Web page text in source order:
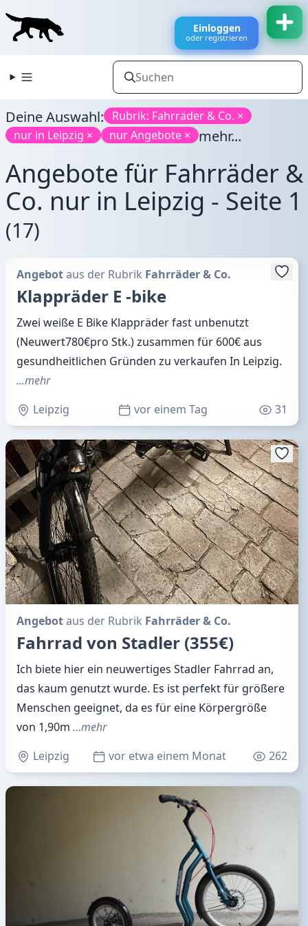
Einloggen
oder registrieren
Deine Auswahl:
Rubrik: Fahrräder & Co. ×
nur in Leipzig ×
nur Angebote × mehr...
Angebote für Fahrräder &
Co. nur in Leipzig - Seite 1
(17)
Angebotaus der Rubrik Fahrräder & Co.
Klappräder E -bike
Zwei weiße E Bike Klappräder fast unbenutzt
(Neuwert780€pro Stk.) zusammen für 600€ aus
gesundheitlichen Gründen zu verkaufen In Leipzig.
…mehr
Leipzig
vor einem Tag 31
Angebotaus der Rubrik Fahrräder & Co.
Fahrrad von Stadler (355€)
Ich biete hier ein neuwertiges Stadler Fahrrad an,
das kaum genutzt wurde. Es ist perfekt für größere
Menschen geeignet, da es für eine Körpergröße
von 1,90m …mehr
Leipzig
vor etwa einem Monat 262